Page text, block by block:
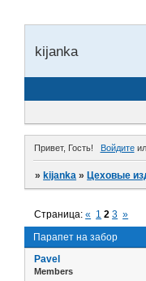
kijanka
Привет, Гость! Войдите
»kijanka »Цеховые
Парапет на забор
Страница:« 1 2 3 »
Pavel
Members